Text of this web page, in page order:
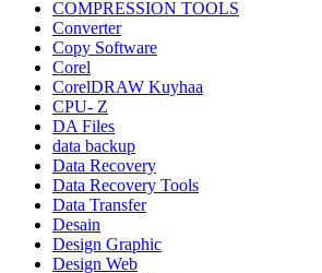
COMPRESSION TOOLS
Converter
Copy Software
Corel
CorelDRAW Kuyhaa
CPU- Z
DA Files
data backup
Data Recovery
Data Recovery Tools
Data Transfer
Desain
Design Graphic
Design Web